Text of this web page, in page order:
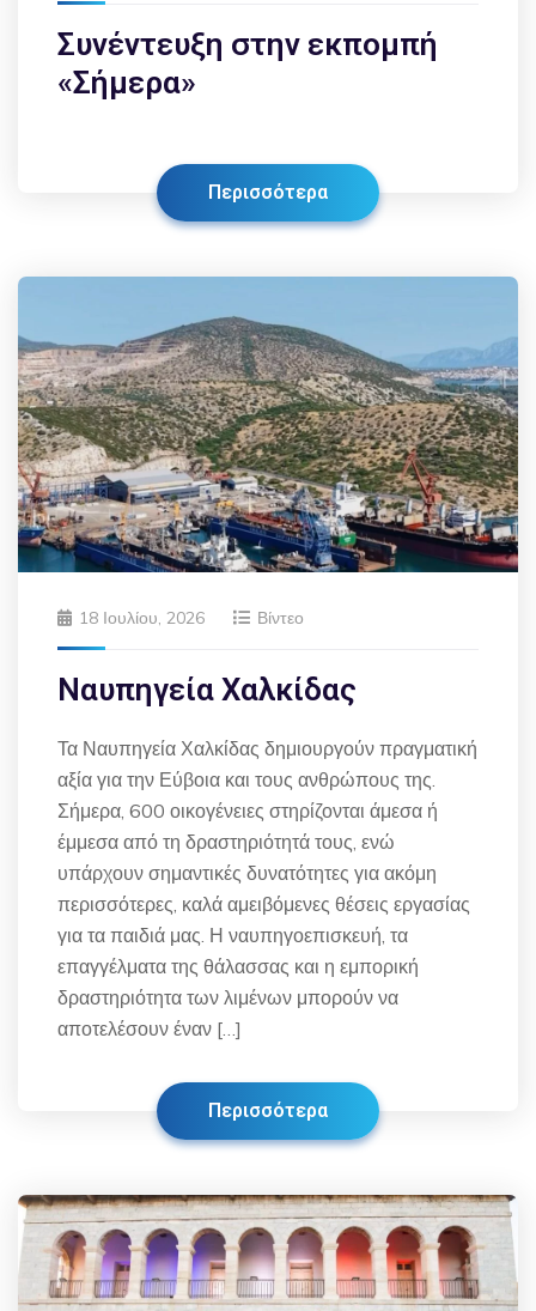
Συνέντευξη στην εκπομπή
«Σήμερα»
Περισσότερα
18 Ιουλίου, 2026 Βίντεο
Ναυπηγεία Χαλκίδας
Τα Ναυπηγεία Χαλκίδας δημιουργούν πραγματική
αξία για την Εύβοια και τους ανθρώπους της.
Σήμερα, 600 οικογένειες στηρίζονται άμεσα ή
έμμεσα από τη δραστηριότητά τους, ενώ
υπάρχουν σημαντικές δυνατότητες για ακόμη
περισσότερες, καλά αμειβόμενες θέσεις εργασίας
για τα παιδιά μας. Η ναυπηγοεπισκευή, τα
επαγγέλματα της θάλασσας και η εμπορική
δραστηριότητα των λιμένων μπορούν να
αποτελέσουν έναν […]
Περισσότερα